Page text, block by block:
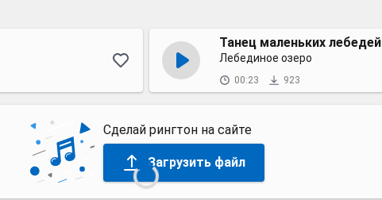
Танец маленьких лебедей
Лебединое озеро
00:23 923
Сделай рингтон на сайте
Загрузить файл